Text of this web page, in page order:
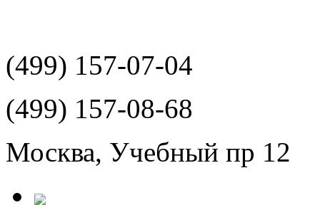
(499) 157-07-04
(499) 157-08-68
Москва, Учебный пр 12